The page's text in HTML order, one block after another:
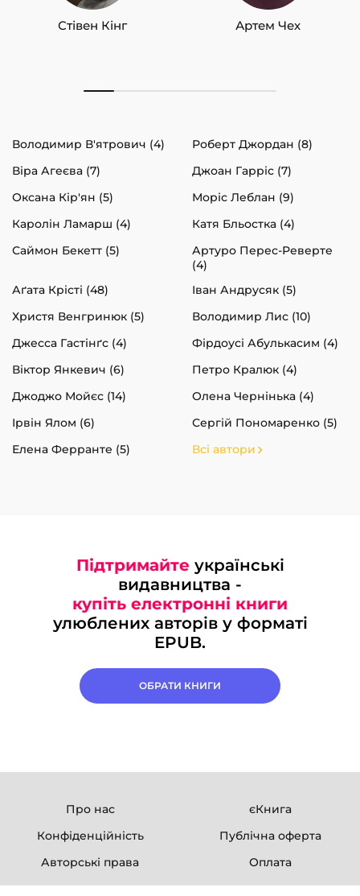
Стівен Кінг Артем Чех
Володимир В'ятрович (4)
Роберт Джордан (8)
Віра Агеєва (7)
Джоан Гарріс (7)
Оксана Кір'ян (5)
Моріс Леблан (9)
Каролін Ламарш (4)
Катя Бльостка (4)
Саймон Бекетт (5)
Артуро Перес-Реверте
(4)
Аґата Крісті (48)
Іван Андрусяк (5)
Христя Венгринюк (5)
Володимир Лис (10)
Джесса Гастінґс (4)
Фірдоусі Абулькасим (4)
Віктор Янкевич (6)
Петро Кралюк (4)
Джоджо Мойєс (14)
Олена Чернінька (4)
Ірвін Ялом (6)
Сергій Пономаренко (5)
Елена Ферранте (5)
Всі автори
Підтримайте українські
видавництва -
купіть електронні книги
улюблених авторів у форматі
EPUB.
ОБРАТИ КНИГИ
Про нас
єКнига
Конфіденційність
Публічна оферта
Авторські права
Оплата